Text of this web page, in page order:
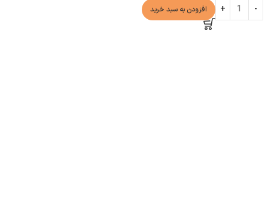
افزودن به سبد خرید